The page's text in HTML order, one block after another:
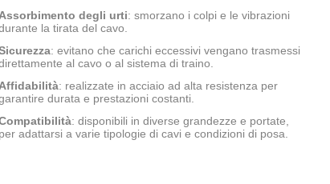
Assorbimento degli urti: smorzano i colpi e le vibrazioni
la tirata del cavo.
: evitano che carichi eccessivi vengano trasmessi
al cavo o al sistema di traino.
Affidabilità: realizzate in acciaio ad alta resistenza per
durata e prestazioni costanti.
: disponibili in diverse grandezze e portate,
per adattarsi a varie tipologie di cavi e condizioni di posa.